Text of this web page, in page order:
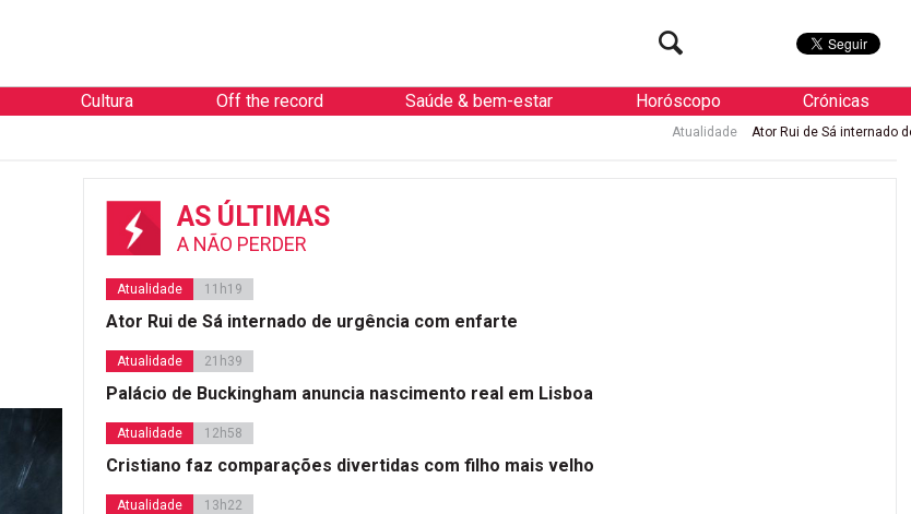
Cultura Off the record Saúde & bem-estar Horóscopo Crónicas
Ator Rui de Sá internado de urgência com
AS ÚLTIMAS
A NÃO PERDER
Atualidade 11h19
Ator Rui de Sá internado de urgência com enfarte
Atualidade 21h39
Palácio de Buckingham anuncia nascimento real em Lisboa
Atualidade 12h58
Cristiano faz comparações divertidas com filho mais velho
Atualidade 13h22